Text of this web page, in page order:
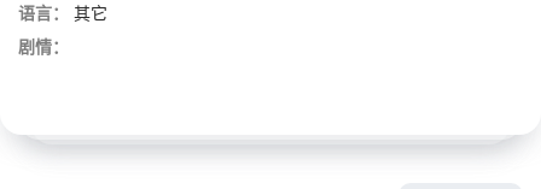
语言：
其它
剧情：